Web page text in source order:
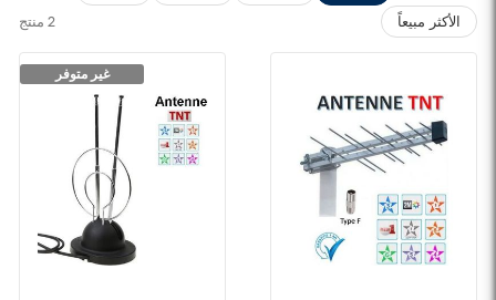
الأكثر مبيعاً
2 منتج
غير متوفر